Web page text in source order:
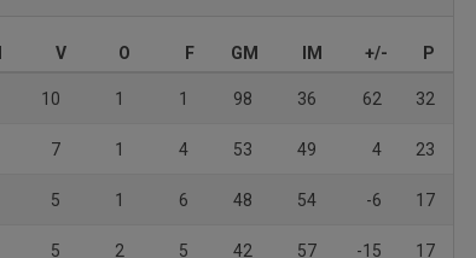
V O F GM IM +/- P
10 1 1 98 36 62 32
7 1 4 53 49 4 23
5 1 6 48 54 -6 17
5 2 5 42 57 -15 17